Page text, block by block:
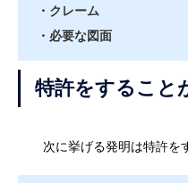
・クレーム
・必要な図面
特許をすること
次に挙げる発明は特許を